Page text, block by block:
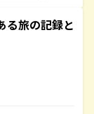
旅の記録と